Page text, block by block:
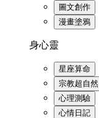
圖文創作
漫畫塗鴉
身心靈
星座算命
宗教超自然
心理測驗
心情日記